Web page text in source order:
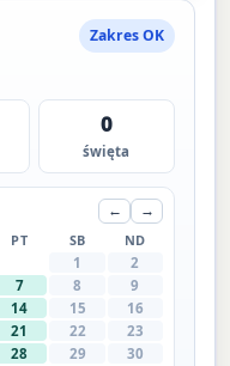
Zakres OK
0
święta
← →
PT SB
ND
1
2
7 8
9
14 15
16
21 22
23
28 29
30